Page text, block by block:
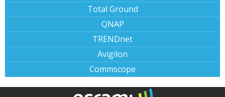
Total Ground
QNAP
TRENDnet
Avigilon
Commscope